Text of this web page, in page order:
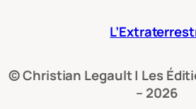
© Christian Legault | Les
– 2026